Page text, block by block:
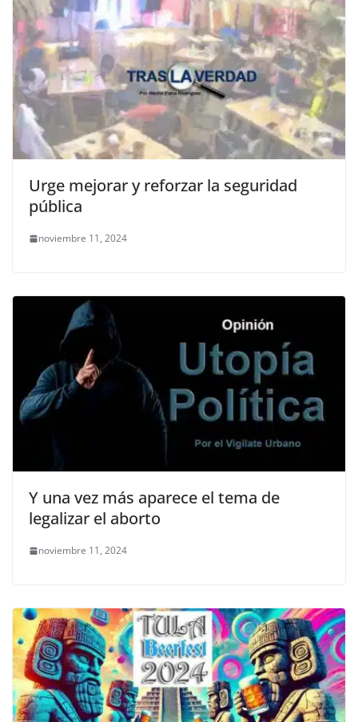
Urge mejorar y reforzar la seguridad
pública
noviembre 11, 2024
Y una vez más aparece el tema de
legalizar el aborto
noviembre 11, 2024